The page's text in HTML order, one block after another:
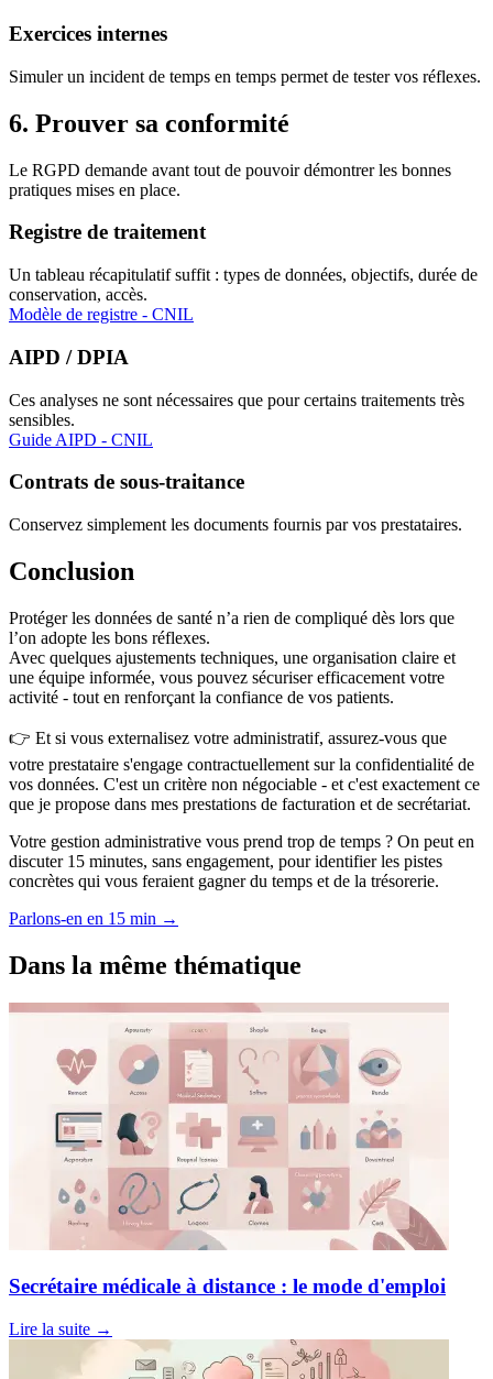
Exercices internes
Simuler un incident de temps en temps permet de tester vos réflexes.
6. Prouver sa conformité
Le RGPD demande avant tout de pouvoir démontrer les bonnes
pratiques mises en place.
Registre de traitement
Un tableau récapitulatif suffit : types de données, objectifs, durée de
conservation, accès.
Modèle de registre - CNIL
AIPD / DPIA
Ces analyses ne sont nécessaires que pour certains traitements très
sensibles.
Guide AIPD - CNIL
Contrats de sous-traitance
Conservez simplement les documents fournis par vos prestataires.
Conclusion
Protéger les données de santé n’a rien de compliqué dès lors que
l’on adopte les bons réflexes.
Avec quelques ajustements techniques, une organisation claire et
une équipe informée, vous pouvez sécuriser efficacement votre
activité - tout en renforçant la confiance de vos patients.
👉 Et si vous externalisez votre administratif, assurez-vous que
votre prestataire s'engage contractuellement sur la confidentialité de
vos données. C'est un critère non négociable - et c'est exactement ce
que je propose dans mes prestations de facturation et de secrétariat.
Votre gestion administrative vous prend trop de temps ? On peut en
discuter 15 minutes, sans engagement, pour identifier les pistes
concrètes qui vous feraient gagner du temps et de la trésorerie.
Parlons-en en 15 min →
Dans la même thématique
Secrétaire médicale à distance : le mode d'emploi
Lire la suite →